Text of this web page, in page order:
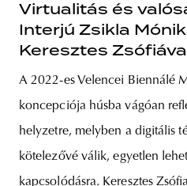
Virtualitás és
Interjú Zsikla
Keresztes Zsófiával
A 2022-es Velencei Biennálé
koncepciója húsba vágóan
helyzetre, melyben a digitális
kötelezővé válik, egyetlen
kapcsolódásra. Keresztes